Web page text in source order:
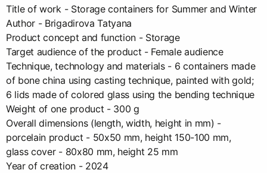
Title of work - Storage containers for Summer and Winter
Author - Brigadirova Tatyana
Product concept and function - Storage
Target audience of the product - Female audience
Technique, technology and materials - 6 containers made
of bone china using casting technique, painted with gold;
6 lids made of colored glass using the bending technique
Weight of one product - 300 g
Overall dimensions (length, width, height in mm) -
porcelain product - 50x50 mm, height 150-100 mm,
glass cover - 80x80 mm, height 25 mm
Year of creation - 2024